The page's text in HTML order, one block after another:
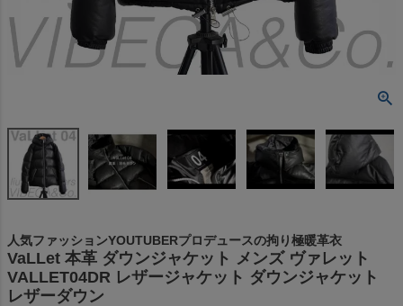
人気ファッションYOUTUBERプロデュースの拘り極暖革衣
VaLLet 本革 ダウンジャケット メンズ ヴァレット
VALLET04DR レザージャケット ダウンジャケット
レザーダウン